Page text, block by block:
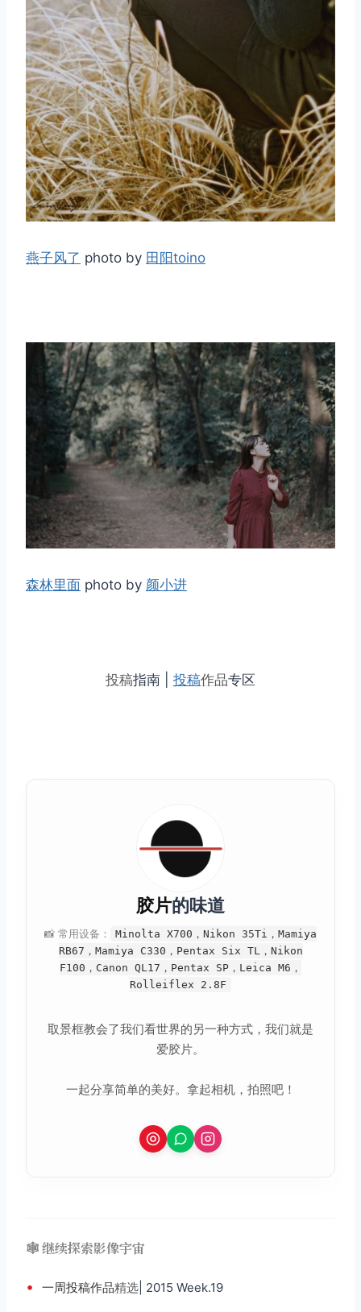
燕子风了 photo by 田阳toino
森林里面 photo by 颜小进
投稿指南 | 投稿作品专区
胶片的味道
📸 常用设备：
Minolta X700，Nikon 35Ti，Mamiya
RB67，Mamiya C330，Pentax Six TL，Nikon
F100，Canon QL17，Pentax SP，Leica M6，
Rolleiflex 2.8F
取景框教会了我们看世界的另一种方式，我们就是
爱胶片。
一起分享简单的美好。拿起相机，拍照吧！
🕸️ 继续探索影像宇宙
• 一周投稿作品精选 | 2015 Week.19
取消 搜索